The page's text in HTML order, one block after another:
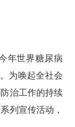
年世界糖尿病
为唤起全社会
治工作的持续
列宣传活动，